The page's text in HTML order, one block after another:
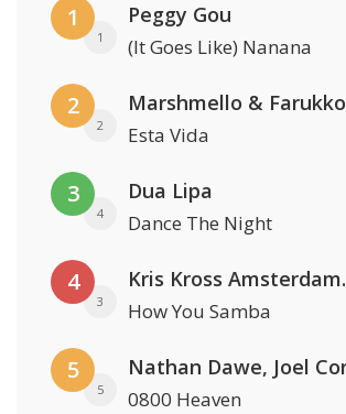
1
1
Peggy Gou
(It Goes Like) Nanana
2
2
Marshmello & Farukko
Esta Vida
3
4
Dua Lipa
Dance The Night
4
3 How You Samba
5
5 0800 Heaven